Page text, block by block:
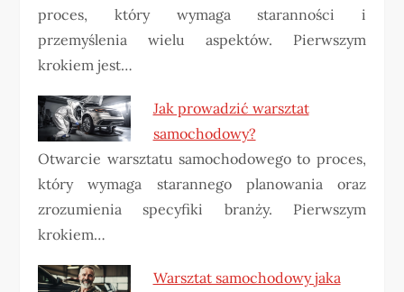
proces, który wymaga staranności i
przemyślenia wielu aspektów. Pierwszym
krokiem jest…
Jak prowadzić warsztat
samochodowy?
Otwarcie warsztatu samochodowego to proces,
który wymaga starannego planowania oraz
zrozumienia specyfiki branży. Pierwszym
krokiem…
Warsztat samochodowy jaka